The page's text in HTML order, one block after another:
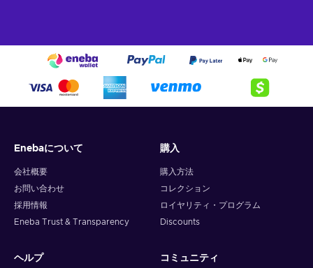
Enebaについて
会社概要
お問い合わせ
採用情報
Eneba Trust & Transparency
購入
購入方法
コレクション
ロイヤリティ・プログラム
Discounts
ヘルプ コミュニティ